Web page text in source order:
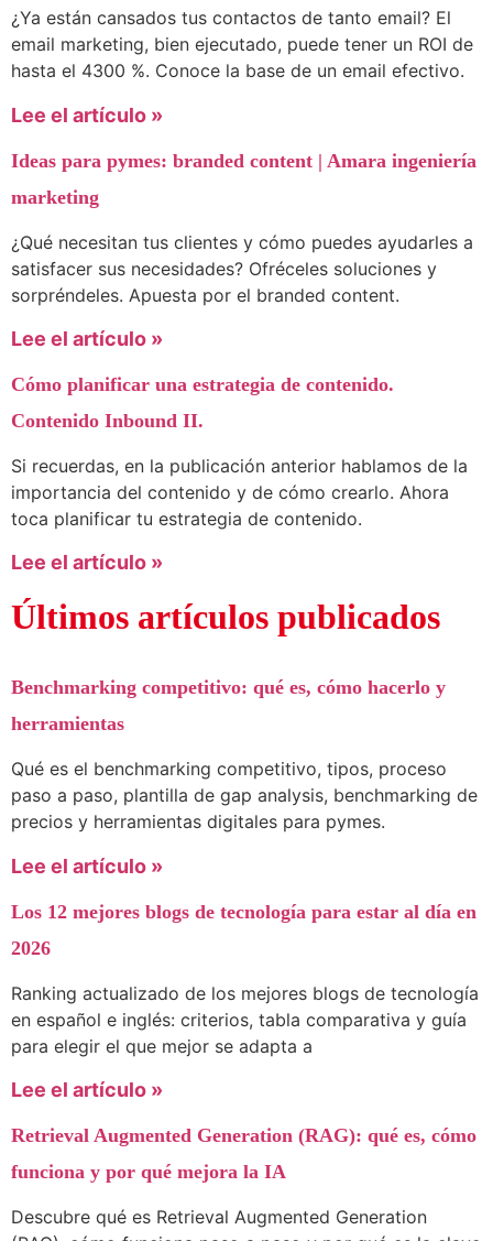
¿Ya están cansados tus contactos de tanto email? El
email marketing, bien ejecutado, puede tener un ROI de
hasta el 4300 %. Conoce la base de un email efectivo.
Lee el artículo »
Ideas para pymes: branded content | Amara ingeniería
marketing
¿Qué necesitan tus clientes y cómo puedes ayudarles a
satisfacer sus necesidades? Ofréceles soluciones y
sorpréndeles. Apuesta por el branded content.
Lee el artículo »
Cómo planificar una estrategia de contenido.
Contenido Inbound II.
Si recuerdas, en la publicación anterior hablamos de la
importancia del contenido y de cómo crearlo. Ahora
toca planificar tu estrategia de contenido.
Lee el artículo »
Últimos artículos publicados
Benchmarking competitivo: qué es, cómo hacerlo y
herramientas
Qué es el benchmarking competitivo, tipos, proceso
paso a paso, plantilla de gap analysis, benchmarking de
precios y herramientas digitales para pymes.
Lee el artículo »
Los 12 mejores blogs de tecnología para estar al día en
2026
Ranking actualizado de los mejores blogs de tecnología
en español e inglés: criterios, tabla comparativa y guía
para elegir el que mejor se adapta a
Lee el artículo »
Retrieval Augmented Generation (RAG): qué es, cómo
funciona y por qué mejora la IA
Descubre qué es Retrieval Augmented Generation